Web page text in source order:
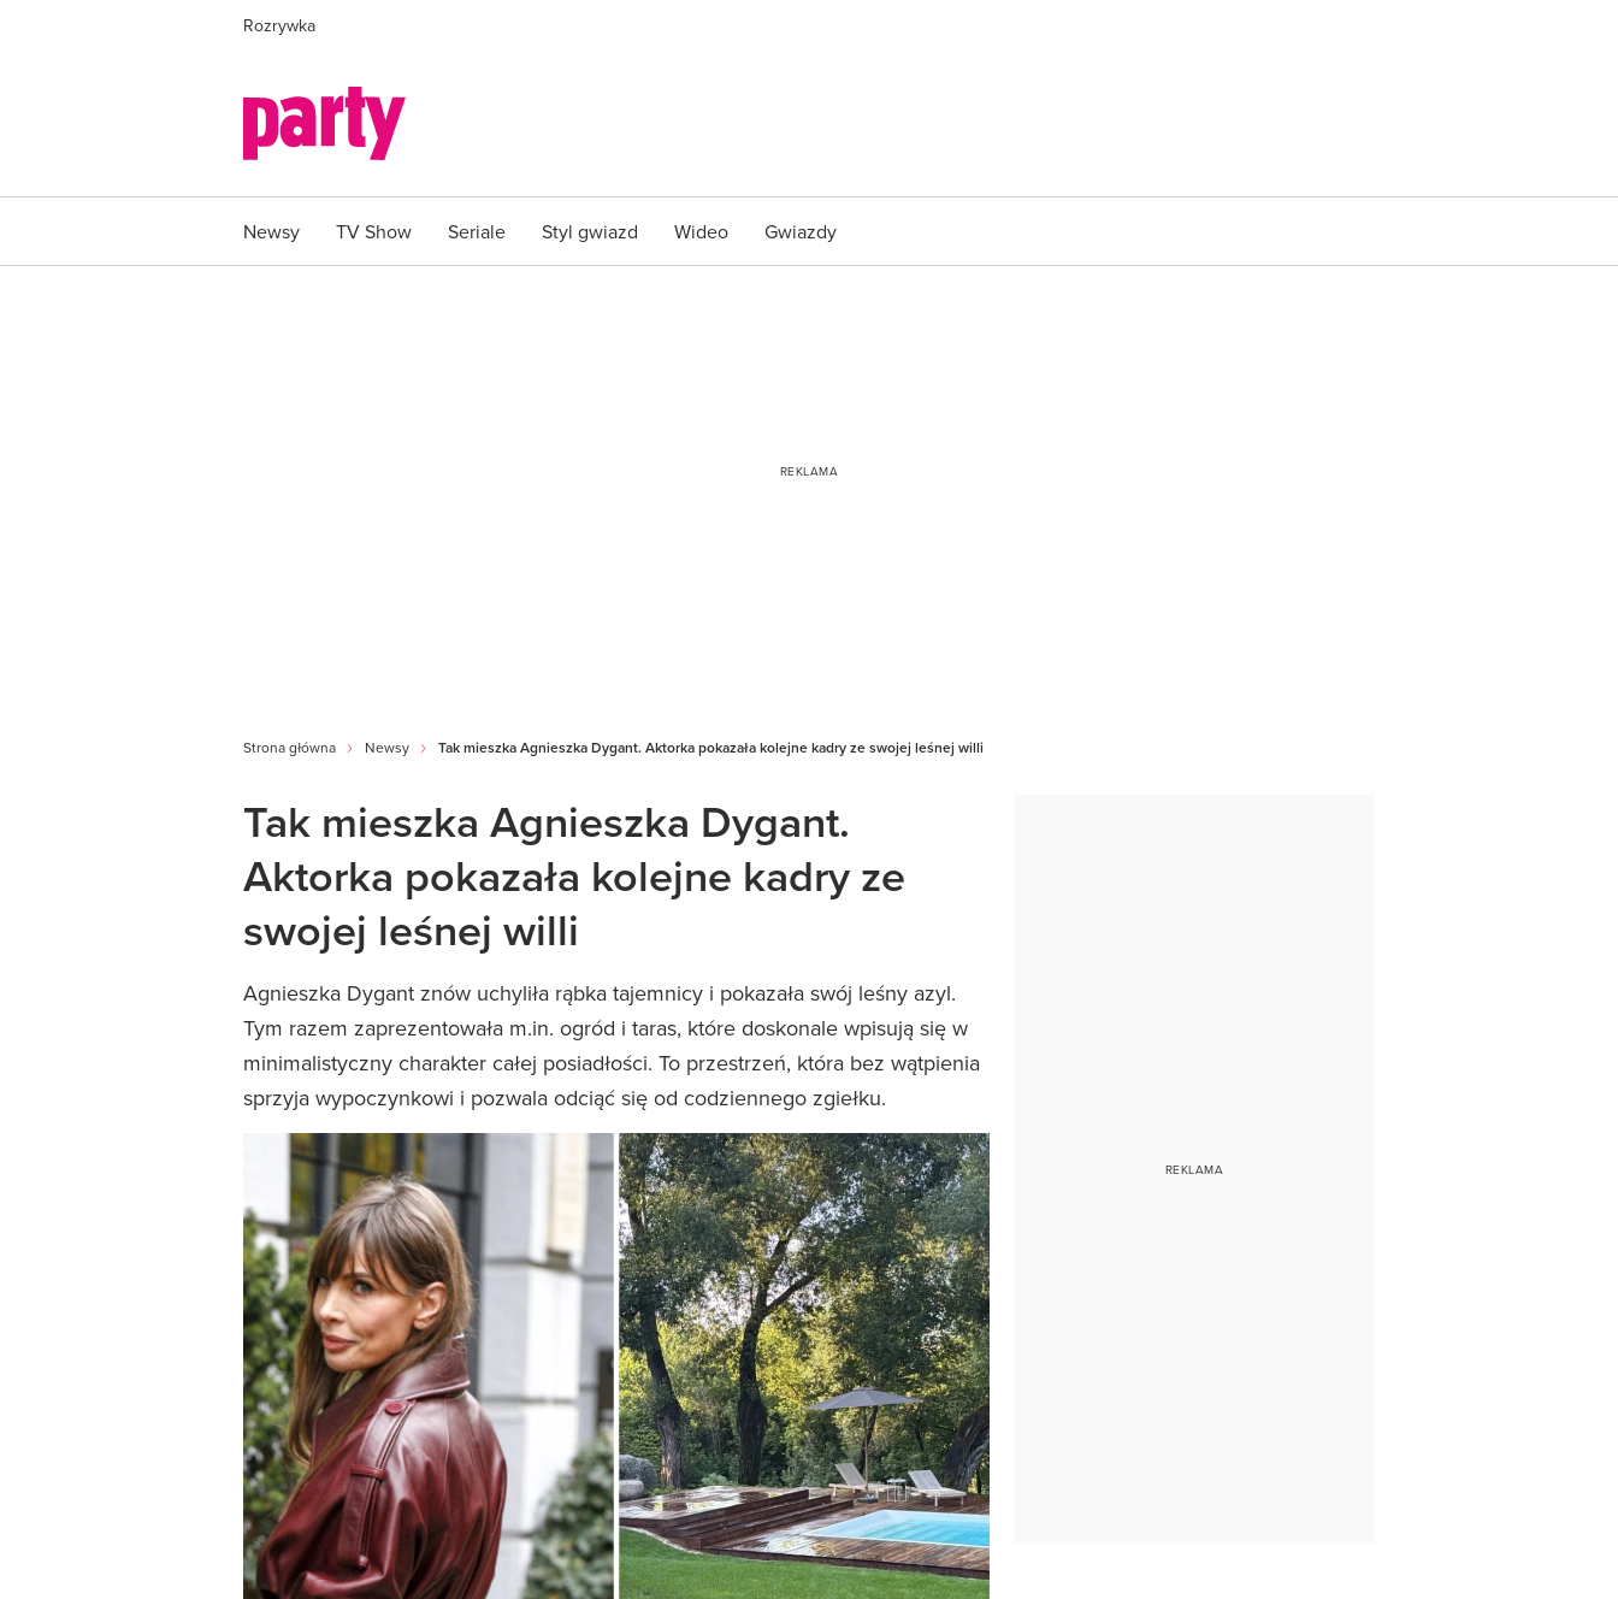
Rozrywka
Newsy TV Show Seriale Styl gwiazd Wideo Gwiazdy
Strona główna Newsy Tak mieszka Agnieszka Dygant. Aktorka pokazała kolejne kadry ze swojej leśnej willi
Tak mieszka Agnieszka Dygant.
Aktorka pokazała kolejne kadry ze
swojej leśnej willi
Agnieszka Dygant znów uchyliła rąbka tajemnicy i pokazała swój leśny azyl.
Tym razem zaprezentowała m.in. ogród i taras, które doskonale wpisują się w
minimalistyczny charakter całej posiadłości. To przestrzeń, która bez wątpienia
sprzyja wypoczynkowi i pozwala odciąć się od codziennego zgiełku.